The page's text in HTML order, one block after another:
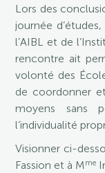
Lors des
journée
l’AIBL et de
rencontre ait
volonté des
de coordonner
moyens sans
l’individualité
Visionner ci-
Fassion et à Mme